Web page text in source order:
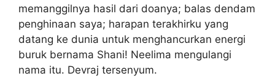
memanggilnya hasil dari doanya; balas dendam
penghinaan saya; harapan terakhirku yang
datang ke dunia untuk menghancurkan energi
buruk bernama Shani! Neelima mengulangi
nama itu. Devraj tersenyum.